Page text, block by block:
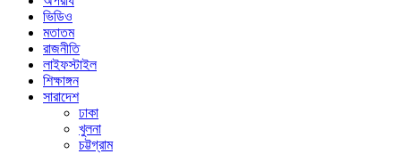
ভিডিও
মতাতম
রাজনীতি
লাইফস্টাইল
শিক্ষাঙ্গন
সারাদেশ
ঢাকা
খুলনা
চট্টগ্রাম